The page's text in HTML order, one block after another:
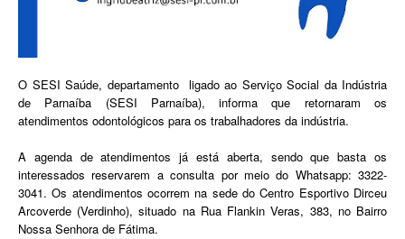
O SESI Saúde, departamento ligado ao Serviço Social da Indústria
de Parnaíba (SESI Parnaíba), informa que retornaram os
atendimentos odontológicos para os trabalhadores da indústria.
A agenda de atendimentos já está aberta, sendo que basta os
interessados reservarem a consulta por meio do Whatsapp: 3322-
3041. Os atendimentos ocorrem na sede do Centro Esportivo Dirceu
Arcoverde (Verdinho), situado na Rua Flankin Veras, 383, no Bairro
Nossa Senhora de Fátima.